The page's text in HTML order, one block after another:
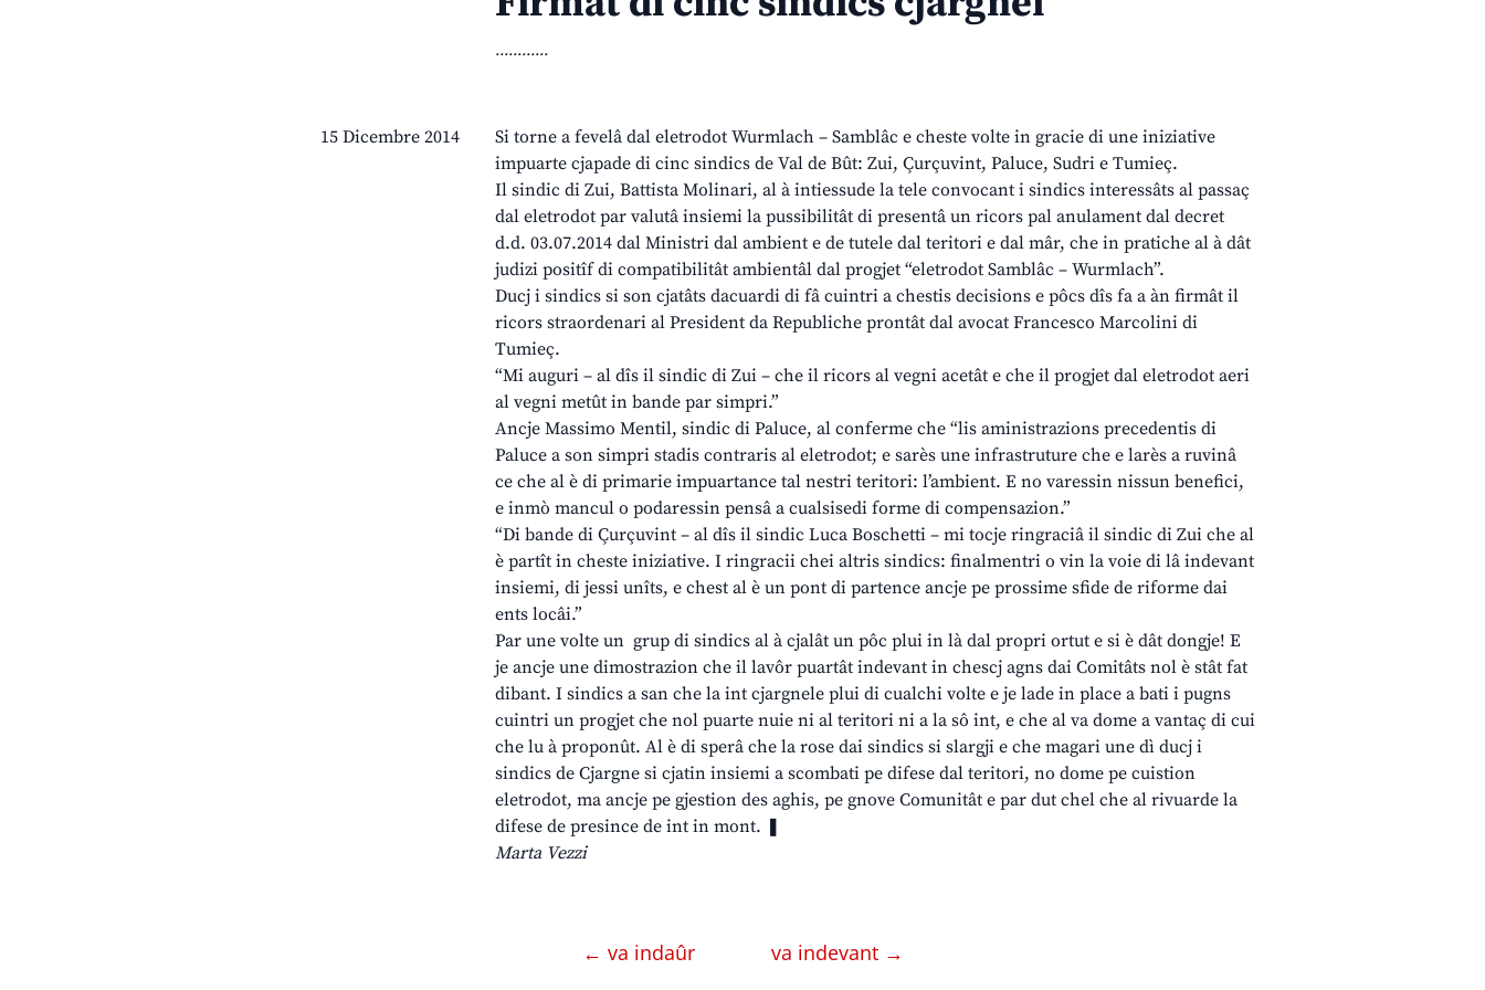
............
15 Dicembre 2014
Si torne a fevelâ dal eletrodot Wurmlach – Samblâc e cheste volte in gracie di une iniziative
impuarte cjapade di cinc sindics de Val de Bût: Zui, Çurçuvint, Paluce, Sudri e Tumieç.
Il sindic di Zui, Battista Molinari, al à intiessude la tele convocant i sindics interessâts al passaç
dal eletrodot par valutâ insiemi la pussibilitât di presentâ un ricors pal anulament dal decret
d.d. 03.07.2014 dal Ministri dal ambient e de tutele dal teritori e dal mâr, che in pratiche al à dât
judizi positîf di compatibilitât ambientâl dal progjet “eletrodot Samblâc – Wurmlach”.
Ducj i sindics si son cjatâts dacuardi di fâ cuintri a chestis decisions e pôcs dîs fa a àn firmât il
ricors straordenari al President da Republiche prontât dal avocat Francesco Marcolini di
Tumieç.
“Mi auguri – al dîs il sindic di Zui – che il ricors al vegni acetât e che il progjet dal eletrodot aeri
al vegni metût in bande par simpri.”
Ancje Massimo Mentil, sindic di Paluce, al conferme che “lis aministrazions precedentis di
Paluce a son simpri stadis contraris al eletrodot; e sarès une infrastruture che e larès a ruvinâ
ce che al è di primarie impuartance tal nestri teritori: l’ambient. E no varessin nissun benefici,
e inmò mancul o podaressin pensâ a cualsisedi forme di compensazion.”
“Di bande di Çurçuvint – al dîs il sindic Luca Boschetti – mi tocje ringraciâ il sindic di Zui che al
è partît in cheste iniziative. I ringracii chei altris sindics: finalmentri o vin la voie di lâ indevant
insiemi, di jessi unîts, e chest al è un pont di partence ancje pe prossime sfide de riforme dai
ents locâi.”
Par une volte un grup di sindics al à cjalât un pôc plui in là dal propri ortut e si è dât dongje! E
je ancje une dimostrazion che il lavôr puartât indevant in chescj agns dai Comitâts nol è stât fat
dibant. I sindics a san che la int cjargnele plui di cualchi volte e je lade in place a bati i pugns
cuintri un progjet che nol puarte nuie ni al teritori ni a la sô int, e che al va dome a vantaç di cui
che lu à proponût. Al è di sperâ che la rose dai sindics si slargji e che magari une dì ducj i
sindics de Cjargne si cjatin insiemi a scombati pe difese dal teritori, no dome pe cuistion
eletrodot, ma ancje pe gjestion des aghis, pe gnove Comunitât e par dut chel che al rivuarde la
difese de presince de int in mont. ❚
Marta Vezzi
← va indaûr va indevant →